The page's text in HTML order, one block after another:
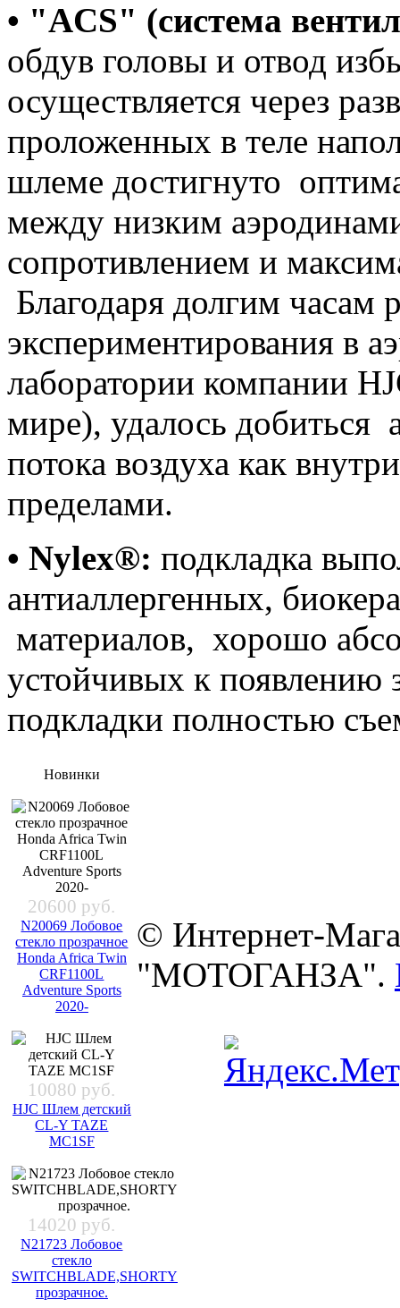
• "ACS" (система
обдув головы и отвод
осуществляется через
проложенных в теле
шлеме достигнуто
между низким
сопротивлением и
Благодаря долгим часам
экспериментирования в
лаборатории компании
мире), удалось добиться
потока воздуха как
пределами.
• Nylex®: подкладка
антиаллергенных,
материалов, хорошо
устойчивых к появлению
подкладки полностью
Новинки
20600 руб.
N20069 Лобовое
стекло прозрачное
Honda Africa Twin
CRF1100L
Adventure Sports
2020-
10080 руб.
HJC Шлем детский
CL-Y TAZE
MC1SF
14020 руб.
N21723 Лобовое
стекло
SWITCHBLADE,SHORTY
прозрачное.
© Интернет-
"МОТОГАНЗА".